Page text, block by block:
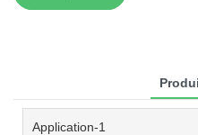
Application-1